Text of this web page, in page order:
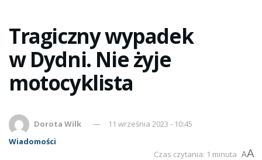
Tragiczny wypadek
w Dydni. Nie żyje
motocyklista
Dorota Wilk
11 września 2023 - 10:45
Wiadomości
Czas czytania: 1 minuta AA